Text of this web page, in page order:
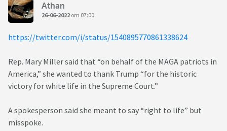
Athan
26-06-2022 om 07:00
https://twitter.com/i/status/1540895770861338624
Rep. Mary Miller said that “on behalf of the MAGA patriots in
America,” she wanted to thank Trump “for the historic
victory for white life in the Supreme Court.”
A spokesperson said she meant to say “right to life” but
misspoke.